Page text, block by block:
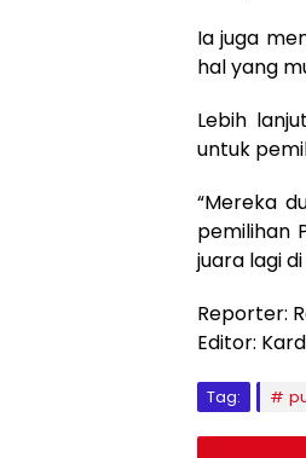
Ia juga
hal yang
Lebih
untuk
“Mereka
pemilihan
juara lagi
Reporter:
Editor:
Tag: